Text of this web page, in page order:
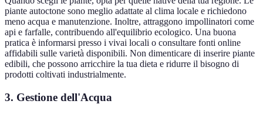
piante autoctone sono meglio adattate al clima locale e richiedono
meno acqua e manutenzione. Inoltre, attraggono impollinatori come
api e farfalle, contribuendo all'equilibrio ecologico. Una buona
pratica è informarsi presso i vivai locali o consultare fonti online
affidabili sulle varietà disponibili. Non dimenticare di inserire piante
edibili, che possono arricchire la tua dieta e ridurre il bisogno di
prodotti coltivati industrialmente.
3. Gestione dell'Acqua